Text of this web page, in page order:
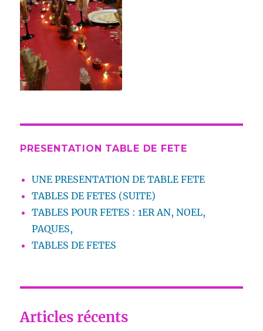
PRESENTATION TABLE DE FETE
UNE PRESENTATION DE TABLE FETE
TABLES DE FETES (SUITE)
TABLES POUR FETES : 1ER AN, NOEL,
PAQUES,
TABLES DE FETES
Articles récents